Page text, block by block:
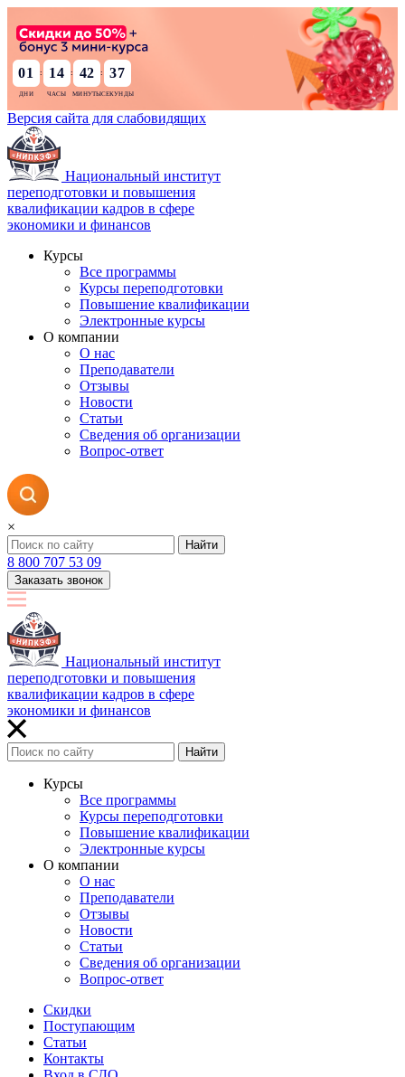
01 : 14 : 42 : 36
Версия сайта для слабовидящих
Национальный институт
переподготовки и повышения
квалификации кадров в сфере
экономики и финансов
Курсы
Все программы
Курсы переподготовки
Повышение квалификации
Электронные курсы
О компании
О нас
Преподаватели
Отзывы
Новости
Статьи
Сведения об организации
Вопрос-ответ
×
Найти
8 800 707 53 09
Заказать звонок
Национальный институт
переподготовки и повышения
квалификации кадров в сфере
экономики и финансов
Найти
Курсы
Все программы
Курсы переподготовки
Повышение квалификации
Электронные курсы
О компании
О нас
Преподаватели
Отзывы
Новости
Статьи
Сведения об организации
Вопрос-ответ
Скидки
Поступающим
Статьи
Контакты